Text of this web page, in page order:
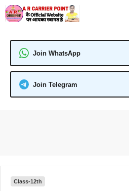
Skip
to
Join WhatsApp
Join Telegram
Class-12th